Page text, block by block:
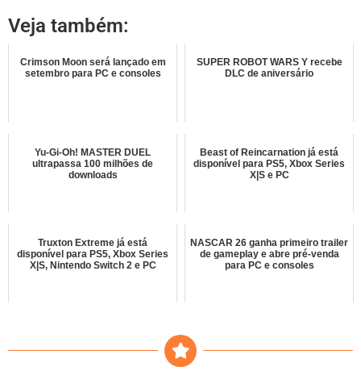
Veja também:
Crimson Moon será lançado em
setembro para PC e consoles
SUPER ROBOT WARS Y recebe
DLC de aniversário
Yu-Gi-Oh! MASTER DUEL
ultrapassa 100 milhões de
downloads
Beast of Reincarnation já está
disponível para PS5, Xbox Series
X|S e PC
Truxton Extreme já está
disponível para PS5, Xbox Series
X|S, Nintendo Switch 2 e PC
NASCAR 26 ganha primeiro trailer
de gameplay e abre pré-venda
para PC e consoles